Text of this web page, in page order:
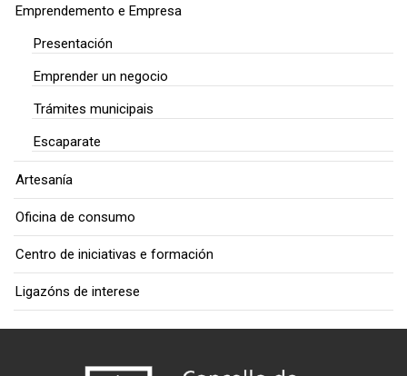
Emprendemento e Empresa
Presentación
Emprender un negocio
Trámites municipais
Escaparate
Artesanía
Oficina de consumo
Centro de iniciativas e formación
Ligazóns de interese